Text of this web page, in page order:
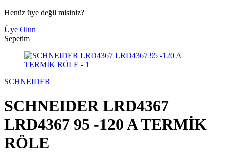
Henüz üye değil misiniz?
Üye Olun
Sepetim
SCHNEIDER
SCHNEIDER LRD4367
LRD4367 95 -120 A TERMİK
RÖLE